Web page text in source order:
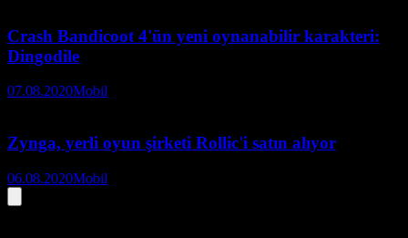
Crash Bandicoot 4'ün yeni oynanabilir karakteri:
Dingodile
07.08.2020Mobil
Zynga, yerli oyun şirketi Rollic'i satın alıyor
06.08.2020Mobil